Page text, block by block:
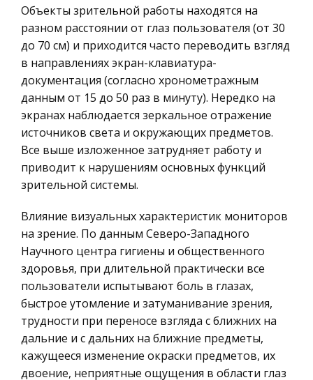
Банковское дело и кредитование
Здоровье
Астрономия
Биржевое дело
Биология
Экономико-математическое
моделирование
Российское предпринимательское право
Физкультура и Спорт, Здоровье
Гражданская оборона
Геология
Религия
Уголовный процесс
Таможенное право
Международное частное право
возможность ее м
Назначение дорожного сервиса
Службы дорожного сервиса и их назначение
Дорожный сервис – это отрасль хозяйственной
деятельности, связанная с удовлетворением
потребностей людей – пользователей
автомобильного транспорта. В самом общ
Объекты зрительной работы находятся на
разном расстоянии от глаз пользователя (от 30
до 70 см) и приходится часто переводить взгляд
в направлениях экран-клавиатура-
документация (согласно хронометражным
данным от 15 до 50 раз в минуту). Нередко на
экранах наблюдается зеркальное отражение
источников света и окружающих предметов.
Все выше изложенное затрудняет работу и
приводит к нарушениям основных функций
зрительной системы.
Влияние визуальных характеристик мониторов
на зрение. По данным Северо-Западного
Научного центра гигиены и общественного
здоровья, при длительной практически все
пользователи испытывают боль в глазах,
быстрое утомление и затуманивание зрения,
трудности при переносе взгляда с ближних на
дальние и с дальних на ближние предметы,
кажущееся изменение окраски предметов, их
двоение, неприятные ощущения в области глаз